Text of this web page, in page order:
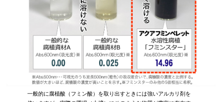
一般的に腐植酸（フミン酸）を取り出すときには強いアルカリ剤を